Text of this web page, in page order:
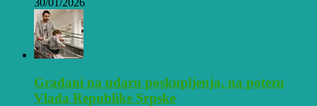
Građani na udaru poskupljenja, na potezu
Vlada Republike Srpske